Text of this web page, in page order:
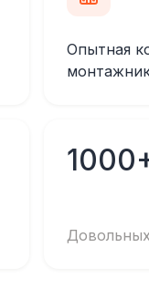
Опытная